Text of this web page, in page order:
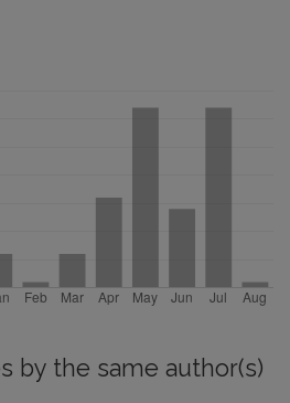
by the same author(s)